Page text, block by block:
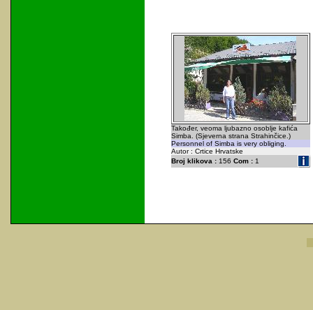
Također, veoma ljubazno osoblje kafića
Simba. (Sjeverna strana Strahinčice.)
Personnel of Simba is very obliging.
Autor : Crtice Hrvatske
Broj klikova :156 Com :1